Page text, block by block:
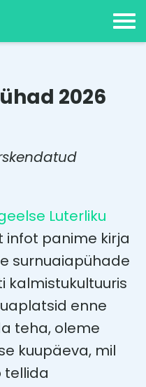
2026
Luterliku
infot panime kirja
surnuaiapühade
kalmistukultuuris
enne
teha, oleme
kuupäeva, mil
tellida